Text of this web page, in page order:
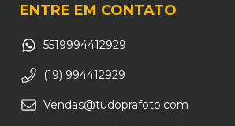
ENTRE EM CONTATO
5519994412929
(19) 994412929
Vendas@tudoprafoto.com